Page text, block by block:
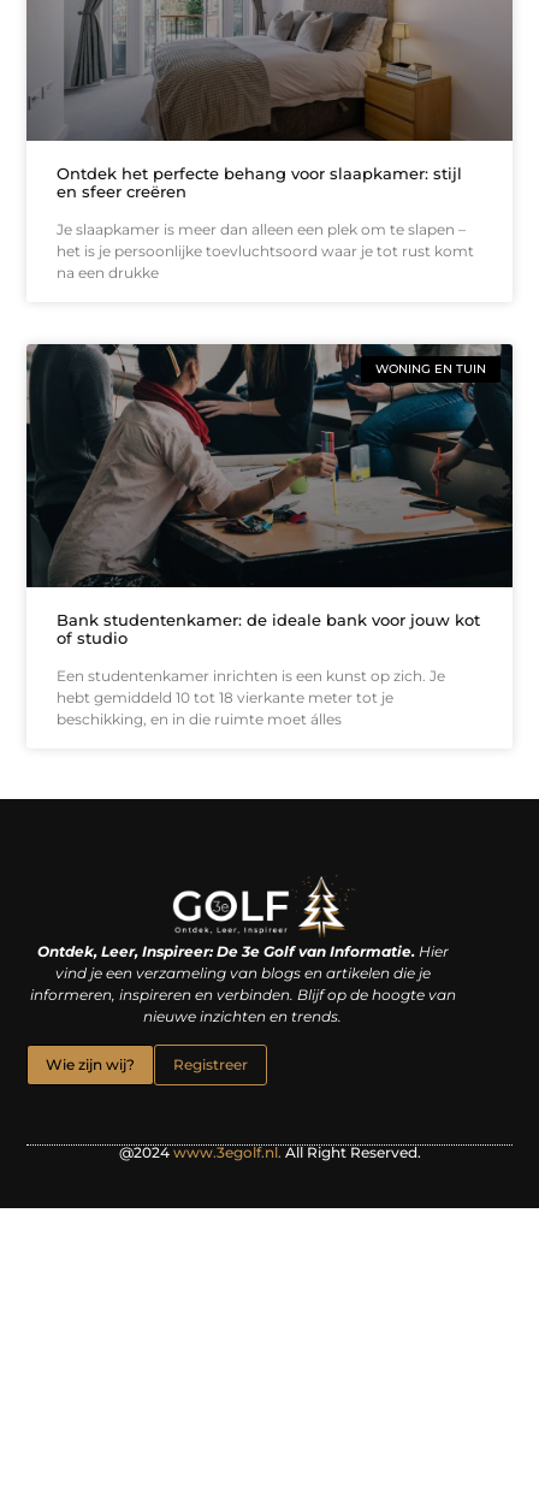
Ontdek het perfecte behang voor slaapkamer: stijl
en sfeer creëren
Je slaapkamer is meer dan alleen een plek om te slapen –
het is je persoonlijke toevluchtsoord waar je tot rust komt
na een drukke
WONING EN TUIN
Bank studentenkamer: de ideale bank voor jouw kot
of studio
Een studentenkamer inrichten is een kunst op zich. Je
hebt gemiddeld 10 tot 18 vierkante meter tot je
beschikking, en in die ruimte moet álles
Ontdek, Leer, Inspireer: De 3e Golf van Informatie.Hier
vind je een verzameling van blogs en artikelen die je
informeren, inspireren en verbinden. Blijf op de hoogte van
nieuwe inzichten en trends.
Wie zijn wij? Registreer
@2024www.3egolf.nl.All Right Reserved.